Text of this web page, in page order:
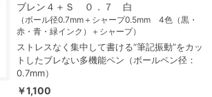
ブレン４＋Ｓ ０．７ 白
（ボール径0.7mm＋シャープ0.5mm 4色（黒・
赤・青・緑インク）＋シャープ）
ストレスなく集中して書ける“筆記振動”をカッ
トしたブレない多機能ペン（ボールペン径：
0.7mm）
￥1,100